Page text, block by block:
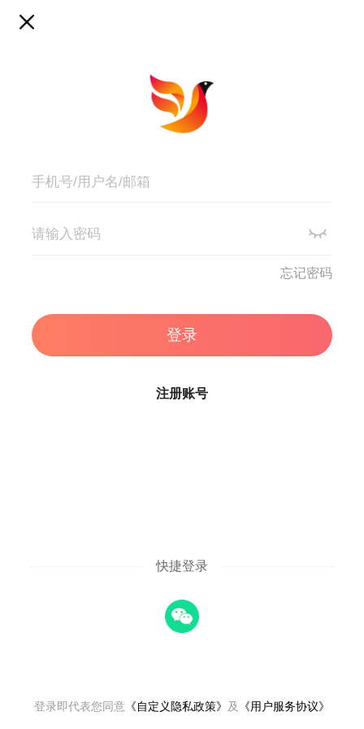
忘记密码
登录
注册账号
快捷登录
登录即代表您同意 《自定义隐私政策》 及 《用户服务协议》